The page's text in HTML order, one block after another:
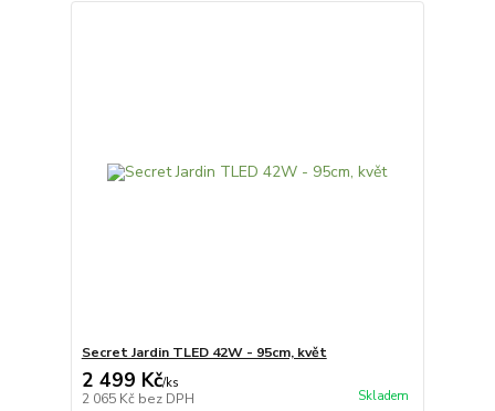
Secret Jardin TLED 42W - 95cm, květ
2 499 Kč/ks
2 065 Kč bez DPH Skladem